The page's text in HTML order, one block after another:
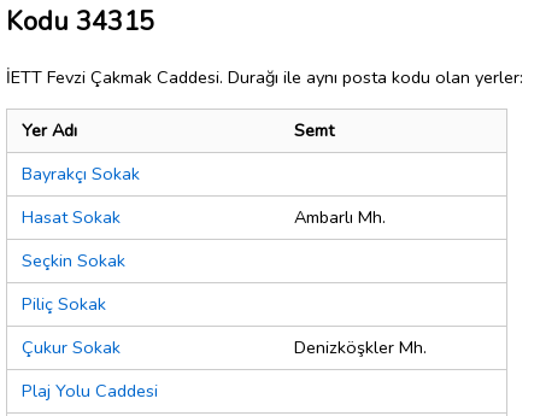
Kodu 34315
İETT Fevzi Çakmak Caddesi. Durağı ile aynı posta kodu olan yerler:
Yer Adı
Semt
Bayrakçı Sokak
Hasat Sokak
Ambarlı Mh.
Seçkin Sokak
Piliç Sokak
Çukur Sokak
Denizköşkler Mh.
Plaj Yolu Caddesi